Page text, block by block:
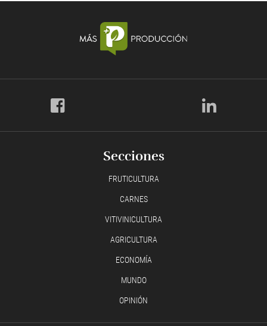
Secciones
FRUTICULTURA
CARNES
VITIVINICULTURA
AGRICULTURA
ECONOMÍA
MUNDO
OPINIÓN